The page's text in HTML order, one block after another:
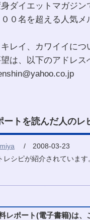
ダイエットマガジン
０名を超える人気メ
レイ、カワイイにつ
は、以下のアドレス
ートを読んだ人のレ
/ 2008-03-23
レシピが紹介されていま
レポート(電子書籍)は、